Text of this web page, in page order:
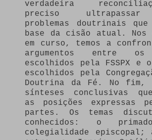
verdadeira
preciso
problemas doutrinais
base da cisão atual. Nos
em curso, temos a
argumentos entre os
escolhidos pela FSSPX e
escolhidos pela
Doutrina da Fé. No fim,
sínteses conclusivas que
as posições expressas
partes. Os temas
conhecidos: o
colegialidade episcopal;